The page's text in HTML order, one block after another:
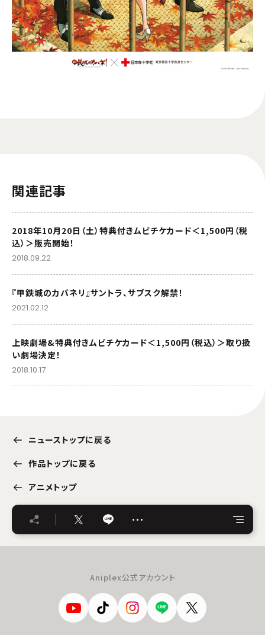
関連記事
2018年10月20日（土）特典付きムビチケカード＜1,500円（税
込）＞販売開始！
2018.09.22
『甲鉄城のカバネリ』サントラ、サブスク解禁！
2021.02.12
上映劇場&特典付きムビチケカード＜1,500円（税込）＞取り扱
い劇場決定！
2018.10.17
ニューストップに戻る
作品トップに戻る
アニメトップ
…
Aniplex公式アカウント